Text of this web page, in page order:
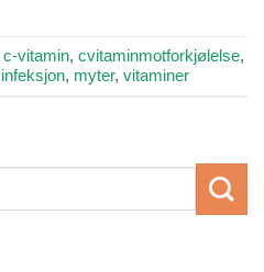
c-vitamin, cvitaminmotforkjølelse,
infeksjon, myter, vitaminer